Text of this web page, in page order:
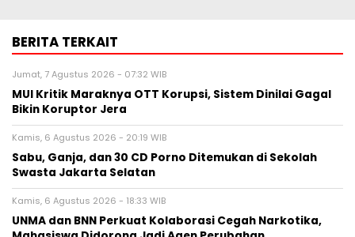
BERITA TERKAIT
Jumat, 7 Agustus 2026 - 07:32 WIB
MUI Kritik Maraknya OTT Korupsi, Sistem Dinilai Gagal
Bikin Koruptor Jera
Kamis, 6 Agustus 2026 - 20:19 WIB
Sabu, Ganja, dan 30 CD Porno Ditemukan di Sekolah
Swasta Jakarta Selatan
Kamis, 6 Agustus 2026 - 18:33 WIB
UNMA dan BNN Perkuat Kolaborasi Cegah Narkotika,